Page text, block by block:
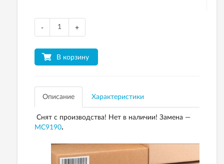
- +
В корзину
Описание Характеристики
Снят с производства! Нет в наличии! Замена —
MC9190.